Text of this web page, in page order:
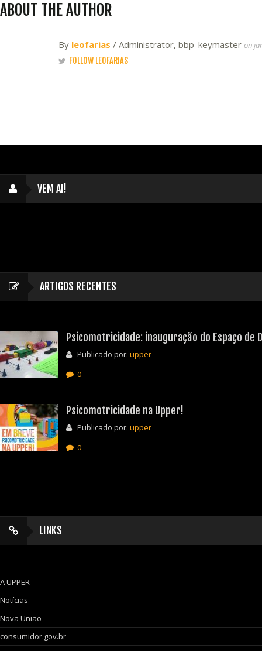
ABOUT THE AUTHOR
By leofarias / Administrator, bbp_keymaster on
FOLLOW LEOFARIAS
VEM AI!
ARTIGOS RECENTES
Psicomotricidade: inauguração do Espaço
Publicado por: upper
0
Psicomotricidade na Upper!
Publicado por: upper
0
LINKS
A UPPER
Notícias
Nova União
consumidor.gov.br